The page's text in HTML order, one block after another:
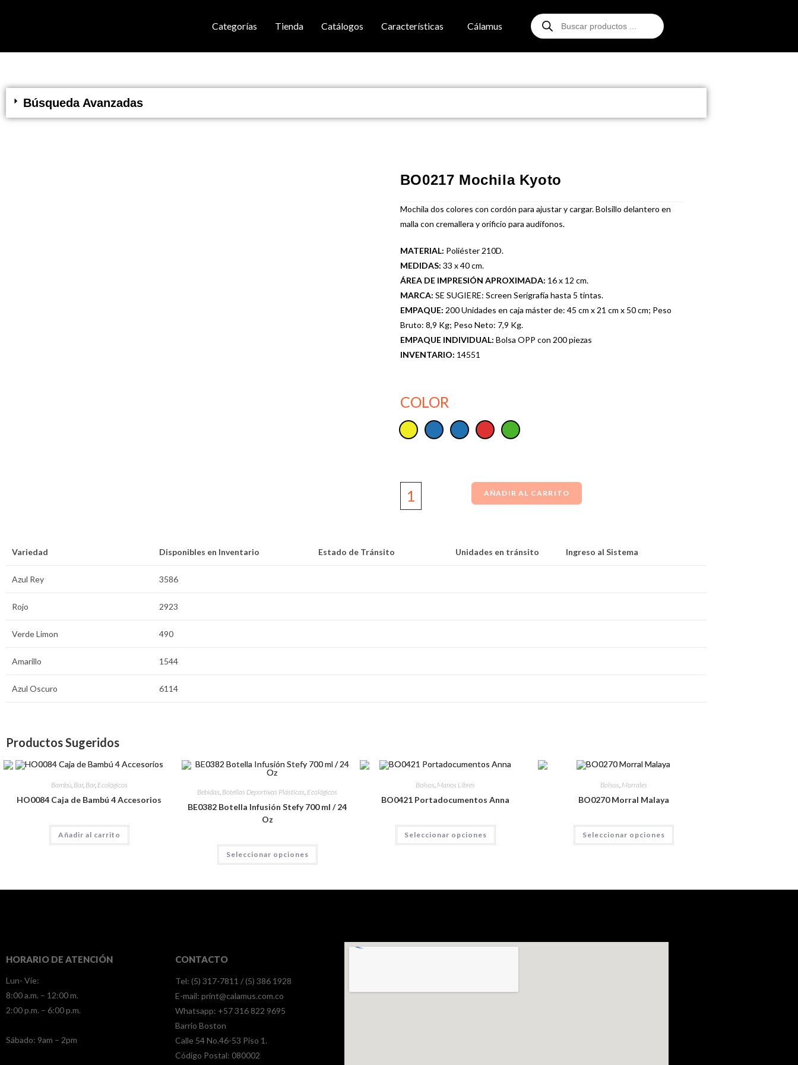
Categorías Tienda Catálogos Características Cálamus
Búsqueda Avanzadas
BO0217 Mochila Kyoto
Mochila dos colores con cordón para ajustar y cargar. Bolsillo delantero en
malla con cremallera y orificio para audífonos.
MATERIAL: Poliéster 210D.
MEDIDAS: 33 x 40 cm.
ÁREA DE IMPRESIÓN APROXIMADA: 16 x 12 cm.
MARCA: SE SUGIERE: Screen Serigrafía hasta 5 tintas.
EMPAQUE: 200 Unidades en caja máster de: 45 cm x 21 cm x 50 cm; Peso
Bruto: 8,9 Kg; Peso Neto: 7,9 Kg.
EMPAQUE INDIVIDUAL: Bolsa OPP con 200 piezas
INVENTARIO: 14551
COLOR
AÑADIR AL CARRITO
Variedad Disponibles en Inventario Estado de Tránsito Unidades en tránsito Ingreso al Sistema
Azul Rey 3586
Rojo 2923
Verde Limon 490
Amarillo 1544
Azul Oscuro 6114
Productos Sugeridos
Bambú, Bar, Bar, Ecológicos
HO0084 Caja de Bambú 4 Accesorios
Añadir al carrito
Bebidas Botellas Deportivas Plásticas Ecológicos
BE0382 Botella Infusión Stefy 700 ml / 24
Oz
Seleccionar opciones
Bolsos, Manos Libres
BO0421 Portadocumentos Anna
Seleccionar opciones
Bolsos, Morrales
BO0270 Morral Malaya
Seleccionar opciones
HORARIO DE ATENCIÓN
Lun- Vie:
8:00 a.m. – 12:00 m.
2:00 p.m. – 6:00 p.m.
​​Sábado: 9am – 2pm
CONTACTO
Tel: (5) 317-7811 / (5) 386 1928
E-mail: print@calamus.com.co
Whatsapp: +57 316 822 9695
Barrio Boston
Calle 54 No.46-53 Piso 1.
Código Postal: 080002